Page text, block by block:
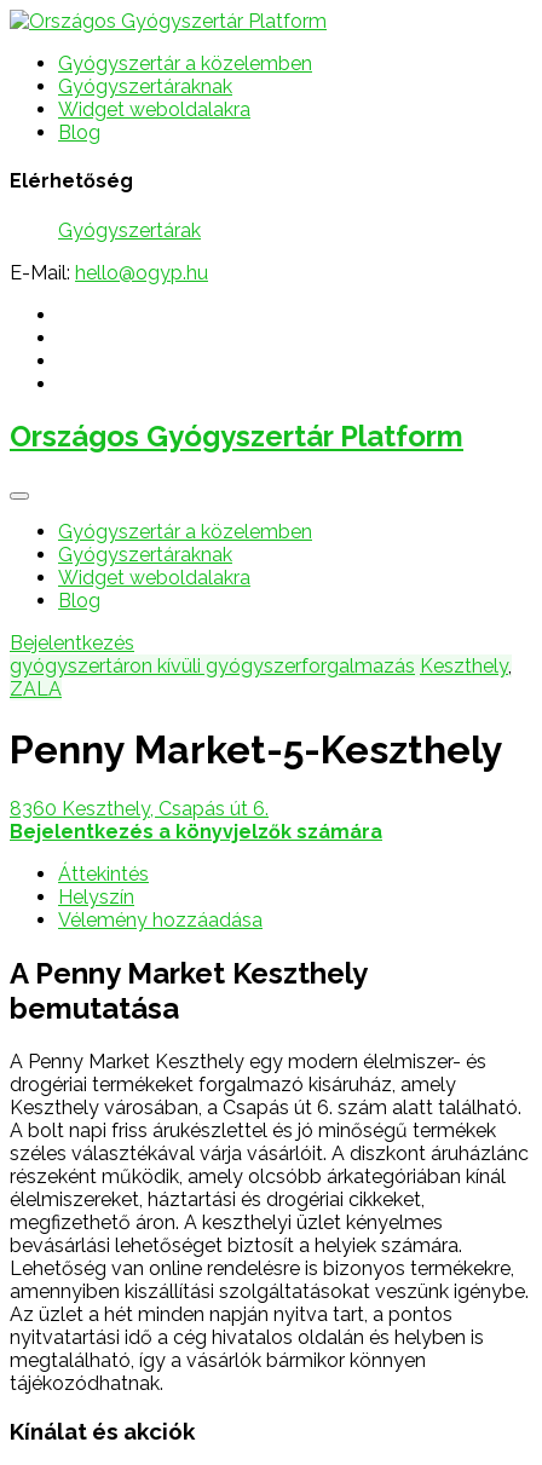
Gyógyszertár a közelemben
Gyógyszertáraknak
Widget weboldalakra
Blog
Elérhetőség
Gyógyszertárak
E-Mail: hello@ogyp.hu
Országos Gyógyszertár Platform
Gyógyszertár a közelemben
Gyógyszertáraknak
Widget weboldalakra
Blog
Bejelentkezés
gyógyszertáron kívüli gyógyszerforgalmazás Keszthely,
ZALA
Penny Market-5-Keszthely
8360 Keszthely, Csapás út 6.
Bejelentkezés a könyvjelzők számára
Áttekintés
Helyszín
Vélemény hozzáadása
A Penny Market Keszthely
bemutatása
A Penny Market Keszthely egy modern élelmiszer- és
drogériai termékeket forgalmazó kisáruház, amely
Keszthely városában, a Csapás út 6. szám alatt található.
A bolt napi friss árukészlettel és jó minőségű termékek
széles választékával várja vásárlóit. A diszkont áruházlánc
részeként működik, amely olcsóbb árkategóriában kínál
élelmiszereket, háztartási és drogériai cikkeket,
megfizethető áron. A keszthelyi üzlet kényelmes
bevásárlási lehetőséget biztosít a helyiek számára.
Lehetőség van online rendelésre is bizonyos termékekre,
amennyiben kiszállítási szolgáltatásokat veszünk igénybe.
Az üzlet a hét minden napján nyitva tart, a pontos
nyitvatartási idő a cég hivatalos oldalán és helyben is
megtalálható, így a vásárlók bármikor könnyen
tájékozódhatnak.
Kínálat és akciók